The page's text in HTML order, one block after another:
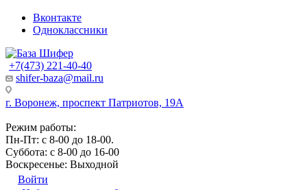
Вконтакте
Одноклассники
+7(473) 221-40-40
shifer-baza@mail.ru
г. Воронеж, проспект Патриотов, 19А
Режим работы:
Пн-Пт: с 8-00 до 18-00.
Суббота: с 8-00 до 16-00
Воскресенье: Выходной
Войти